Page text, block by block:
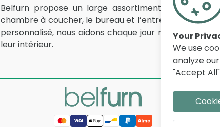
Your
We use
analyze
"Accept
Belfurn propose un large assortiment de
chambre à coucher, le bureau et l’entrée. Avec des
personnalisé, nous aidons chaque jour nos clients en
leur intérieur.